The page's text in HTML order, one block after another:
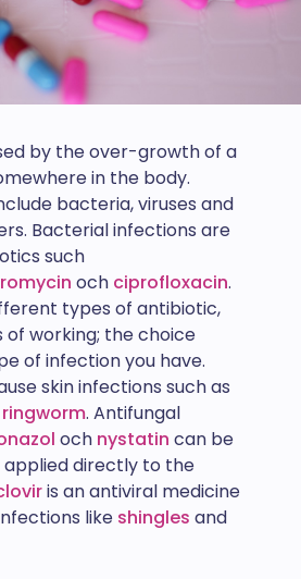
by the over-growth of a
in the body.
bacteria, viruses and
Bacterial infections are
such
och ciprofloxacin.
types of antibiotic,
working; the choice
of infection you have.
skin infections such as
ringworm. Antifungal
och nystatin can be
directly to the
is an antiviral medicine
like shingles and